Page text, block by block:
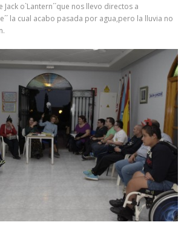
o`Lantern´´que nos llevo directos a
la cual acabo pasada por agua,pero la lluvia no